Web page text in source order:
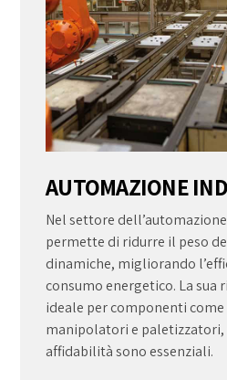
AUTOMAZIONE
Nel settore
permette di ridurre il peso
dinamiche, migliorando
consumo energetico. La
ideale per componenti
manipolatori e paletizzatori,
affidabilità sono essenziali.